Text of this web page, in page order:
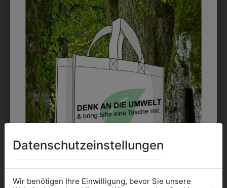
möglich. Waschbar bis zu 60°C.
DAS KÖNNTE IHNEN
AUCH GEFALLEN
Datenschutzeinstellungen
Wir benötigen Ihre Einwilligung, bevor Sie unsere